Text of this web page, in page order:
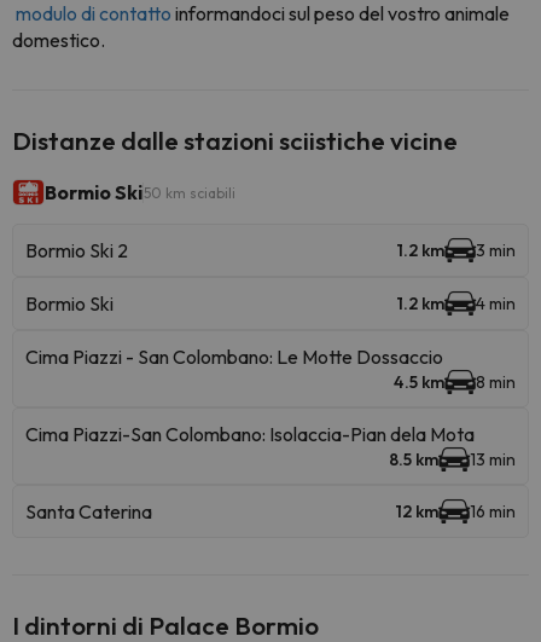
modulo di contatto informandoci sul peso del vostro animale
domestico.
Distanze dalle stazioni sciistiche vicine
Bormio Ski50 km sciabili
Bormio Ski 2 1.2 km 3 min
Bormio Ski 1.2 km 4 min
Cima Piazzi - San Colombano: Le Motte Dossaccio
4.5 km 8 min
Cima Piazzi-San Colombano: Isolaccia-Pian dela Mota
8.5 km 13 min
Santa Caterina 12 km 16 min
I dintorni di Palace Bormio